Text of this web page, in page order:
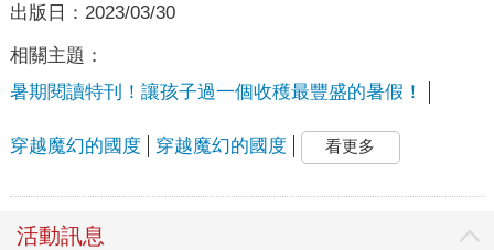
出版日： 2023/03/30
相關主題：
暑期閱讀特刊！讓孩子過一個收穫最豐盛的暑假！
穿越魔幻的國度 穿越魔幻的國度 看更多
活動訊息